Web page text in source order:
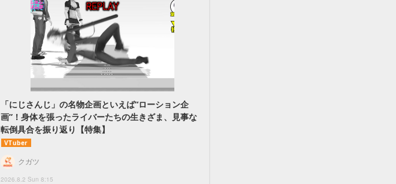
「にじさんじ」の名物企画といえば“ローション企
画”！身体を張ったライバーたちの生きざま、見事な
転倒具合を振り返り【特集】
VTuber
2026.8.2 Sun 8:15
クガツ